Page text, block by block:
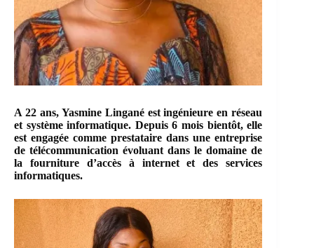
A 22 ans, Yasmine Lingané est ingénieure en réseau
et système informatique. Depuis 6 mois bientôt, elle
est engagée comme prestataire dans une entreprise
de télécommunication évoluant dans le domaine de
la fourniture d’accès à internet et des services
informatiques.